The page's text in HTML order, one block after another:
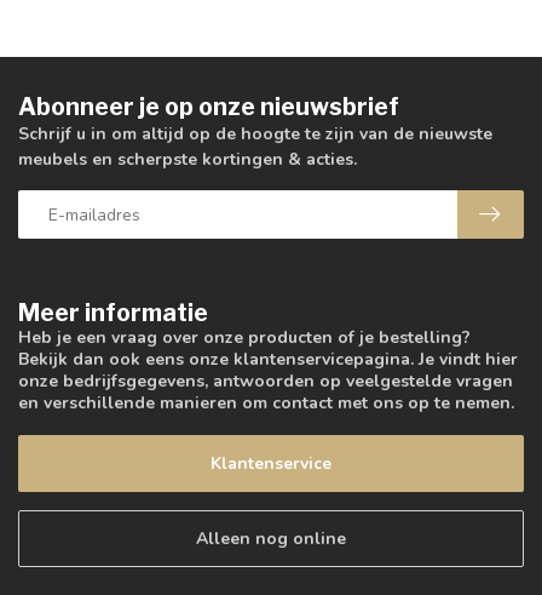
Meer informatie
Heb je een vraag over onze producten of je bestelling?
Bekijk dan ook eens onze klantenservicepagina. Je vindt hier
onze bedrijfsgegevens, antwoorden op veelgestelde vragen
en verschillende manieren om contact met ons op te nemen.
Klantenservice
Alleen nog online
Abonneer je op onze nieuwsbrief
Schrijf u in om altijd op de hoogte te zijn van de nieuwste
meubels en scherpste kortingen & acties.